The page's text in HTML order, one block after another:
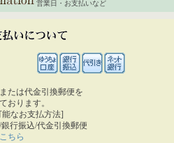
営業日・お支払いなど
たは代金引換郵便を
おります。
能なお支払方法]
行振込/代金引換郵便
ちら